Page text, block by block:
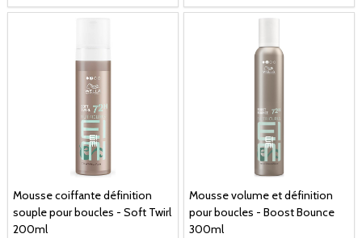
Mousse coiffante définition
souple pour boucles - Soft Twirl
200ml
Mousse volume et définition
pour boucles - Boost Bounce
300ml